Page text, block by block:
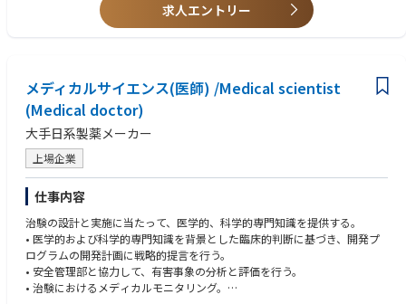
求人エントリー
メディカルサイエンス(医師) /Medical scientist
(Medical doctor)
大手日系製薬メーカー
上場企業
仕事内容
治験の設計と実施に当たって、医学的、科学的専門知識を提供する。
• 医学的および科学的専門知識を背景とした臨床的判断に基づき、開発プ
ログラムの開発計画に戦略的提言を行う。
• 安全管理部と協力して、有害事象の分析と評価を行う。
• 治験におけるメディカルモニタリング。